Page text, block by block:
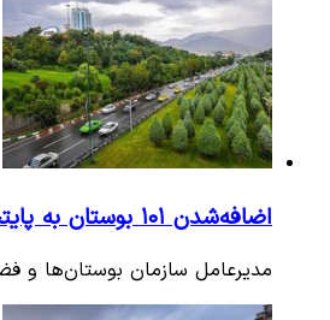
اضافه‌شدن ۱۰۱ بوستان به پایتخت
مدیرعامل سازمان بوستان‌ها و